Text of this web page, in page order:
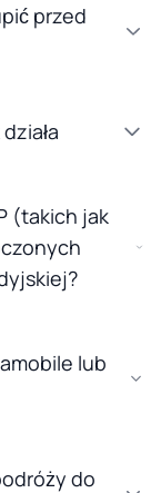
przed
(takich jak
lub
do